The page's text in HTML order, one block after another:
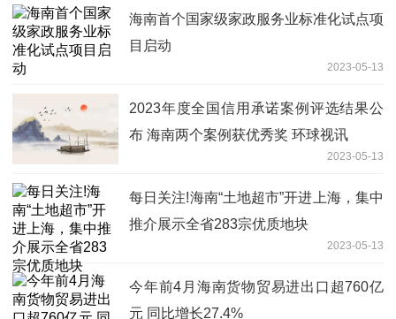
海南首个国家级家政服务业标准化试点项
目启动
2023-05-13
2023年度全国信用承诺案例评选结果公
布 海南两个案例获优秀奖 环球视讯
2023-05-13
每日关注!海南“土地超市”开进上海，集中
推介展示全省283宗优质地块
2023-05-13
今年前4月海南货物贸易进出口超760亿
元 同比增长27.4%